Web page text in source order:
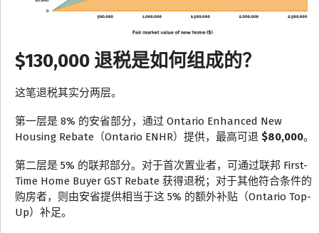
$130,000 退税是如何组成的？
这笔退税其实分两层。
第一层是 8% 的安省部分，通过 Ontario Enhanced New
Housing Rebate（Ontario ENHR）提供，最高可退 $80,000。
第二层是 5% 的联邦部分。对于首次置业者，可通过联邦 First-
Time Home Buyer GST Rebate 获得退税；对于其他符合条件的
购房者，则由安省提供相当于这 5% 的额外补贴（Ontario Top-
Up）补足。